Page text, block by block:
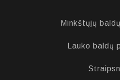
Minkštųjų
Lauko baldų